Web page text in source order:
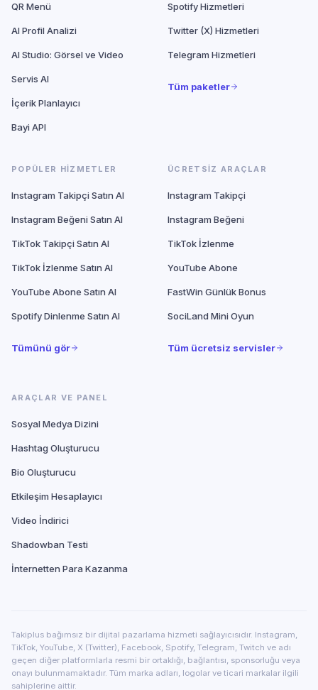
QR Menü
AI Profil Analizi
AI Studio: Görsel ve Video
Servis AI
İçerik Planlayıcı
Bayi API
Spotify Hizmetleri
Twitter (X) Hizmetleri
Telegram Hizmetleri
Tüm paketler
POPÜLER HIZMETLER
Instagram Takipçi Satın Al
Instagram Beğeni Satın Al
TikTok Takipçi Satın Al
TikTok İzlenme Satın Al
YouTube Abone Satın Al
Spotify Dinlenme Satın Al
Tümünü gör
ÜCRETSIZ ARAÇLAR
Instagram Takipçi
Instagram Beğeni
TikTok İzlenme
YouTube Abone
FastWin Günlük Bonus
SociLand Mini Oyun
Tüm ücretsiz servisler
ARAÇLAR VE PANEL
Sosyal Medya Dizini
Hashtag Oluşturucu
Bio Oluşturucu
Etkileşim Hesaplayıcı
Video İndirici
Shadowban Testi
İnternetten Para Kazanma
Takiplus bağımsız bir dijital pazarlama hizmeti sağlayıcısıdır. Instagram,
TikTok, YouTube, X (Twitter), Facebook, Spotify, Telegram, Twitch ve adı
geçen diğer platformlarla resmi bir ortaklığı, bağlantısı, sponsorluğu veya
onayı bulunmamaktadır. Tüm marka adları, logolar ve ticari markalar ilgili
sahiplerine aittir.